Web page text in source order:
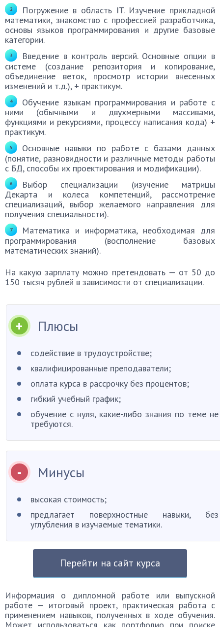
Погружение в область IT. Изучение прикладной
математики, знакомство с профессией разработчика,
основы языков программирования и другие базовые
категории.
Введение в контроль версий. Основные опции в
системе (создание репозитория и копирование,
объединение веток, просмотр истории внесенных
изменений и т.д.), + практикум.
Обучение языкам программирования и работе с
ними (обычными и двухмерными массивами,
функциями и рекурсиями, процессу написания кода) +
практикум.
Основные навыки по работе с базами данных
(понятие, разновидности и различные методы работы
с БД, способы их проектирования и модификации).
Выбор специализации (изучение матрицы
Декарта и колеса компетенций, рассмотрение
специализаций, выбор желаемого направления для
получения специальности).
Математика и информатика, необходимая для
программирования (восполнение базовых
математических знаний).
На какую зарплату можно претендовать — от 50 до
150 тысяч рублей в зависимости от специализации.
Плюсы
содействие в трудоустройстве;
квалифицированные преподаватели;
оплата курса в рассрочку без процентов;
гибкий учебный график;
обучение с нуля, какие-либо знания по теме не
требуются.
Минусы
высокая стоимость;
предлагает поверхностные навыки, без
углубления в изучаемые тематики.
Перейти на сайт курса
Информация о дипломной работе или выпускной
работе — итоговый проект, практическая работа с
применением навыков, полученных в ходе обучения.